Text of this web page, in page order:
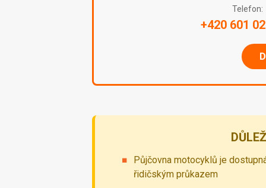
Telefon:
+420 601
Půjčovna motocyklů je
řidičským průkazem